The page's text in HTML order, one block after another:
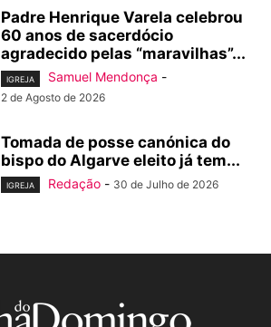
Padre Henrique Varela celebrou
60 anos de sacerdócio
agradecido pelas “maravilhas”...
IGREJA Samuel Mendonça -
2 de Agosto de 2026
Tomada de posse canónica do
bispo do Algarve eleito já tem...
IGREJA Redação - 30 de Julho de 2026